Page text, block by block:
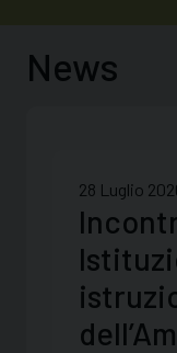
News
28 Luglio